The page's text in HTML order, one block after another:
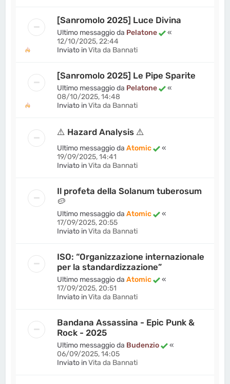
[Sanromolo 2025] Luce Divina
Ultimo messaggio da Pelatone
«
12/10/2025, 22:44
Inviato inVita da Bannati
[Sanromolo 2025] Le Pipe Sparite
Ultimo messaggio da Pelatone
«
08/10/2025, 14:48
Inviato inVita da Bannati
⚠️ Hazard Analysis ⚠️
Ultimo messaggio daAtomic
«
19/09/2025, 14:41
Inviato inVita da Bannati
Il profeta della Solanum tuberosum
🥔
Ultimo messaggio daAtomic
«
17/09/2025, 20:55
Inviato inVita da Bannati
ISO: “Organizzazione internazionale
per la standardizzazione”
Ultimo messaggio daAtomic
«
17/09/2025, 20:51
Inviato inVita da Bannati
Bandana Assassina - Epic Punk &
Rock - 2025
Ultimo messaggio da Budenzio
«
06/09/2025, 14:05
Inviato inVita da Bannati